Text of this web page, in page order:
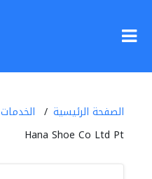
الصفحة الرئيسية الخدمات
Hana Shoe Co Ltd Pt